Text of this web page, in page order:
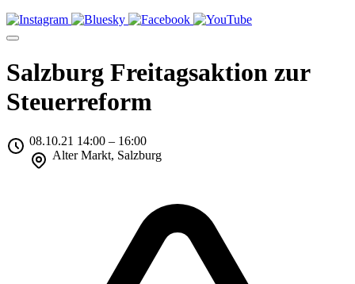
Salzburg Freitagsaktion zur
Steuerreform
08.10.21 14:00 – 16:00
Alter Markt, Salzburg